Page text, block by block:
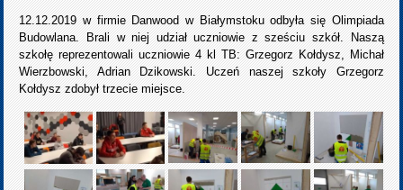
12.12.2019 w firmie Danwood w Białymstoku odbyła się Olimpiada
Budowlana. Brali w niej udział uczniowie z sześciu szkół. Naszą
szkołę reprezentowali uczniowie 4 kl TB: Grzegorz Kołdysz, Michał
Wierzbowski, Adrian Dzikowski. Uczeń naszej szkoły Grzegorz
Kołdysz zdobył trzecie miejsce.